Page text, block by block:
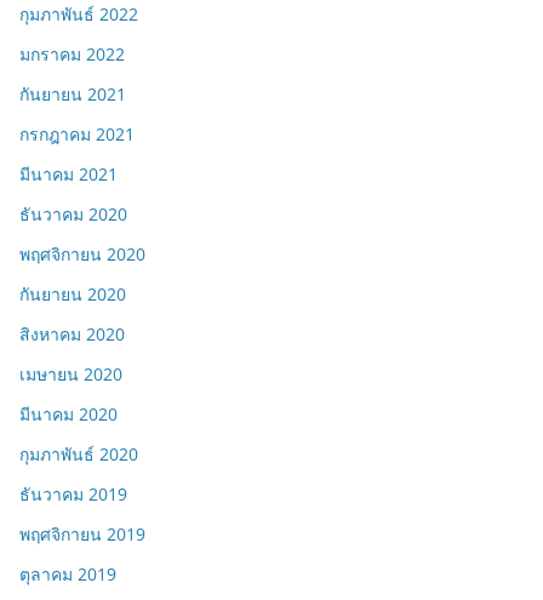
กุมภาพันธ์ 2022
มกราคม 2022
กันยายน 2021
กรกฎาคม 2021
มีนาคม 2021
ธันวาคม 2020
พฤศจิกายน 2020
กันยายน 2020
สิงหาคม 2020
เมษายน 2020
มีนาคม 2020
กุมภาพันธ์ 2020
ธันวาคม 2019
พฤศจิกายน 2019
ตุลาคม 2019